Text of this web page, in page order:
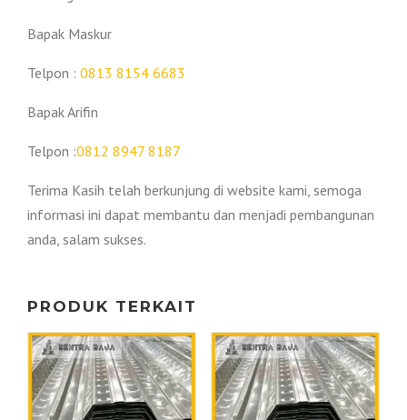
Bapak Maskur
Telpon : 0813 8154 6683
Bapak Arifin
Telpon :0812 8947 8187
Terima Kasih telah berkunjung di website kami, semoga
informasi ini dapat membantu dan menjadi pembangunan
anda, salam sukses.
PRODUK TERKAIT